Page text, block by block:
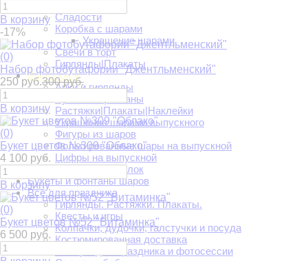
Сладости
Коробка с шарами
Украшение шарами
Свечи в торт
Гирлянды|Плакаты
Выпускной
Арки и гирлянды
Букеты и фонтаны
Растяжки|Плакаты|Наклейки
Украшение шарами выпускного
Фигуры из шаров
Фольгированные шары на выпускной
Цифры на выпускной
Шары под потолок
Букеты и фонтаны шаров
Всё для праздника
Гирлянды. Растяжки. Плакаты.
Квесты и игры
Колпачки, дудочки, галстучки и посуда
Костюмированная доставка
Наборы для праздника и фотосессии
В корзину
-17%
(0)
Набор фотобутафории "Джентльменский"
250 руб.300 руб.
В корзину
(0)
Букет цветов №309 "Облако"
4 100 руб.
В корзину
(0)
Букет цветов №52 "Витаминка"
6 500 руб.